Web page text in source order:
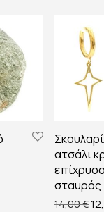
was: 20,00 €.
τιμή είναι: 18,00
ατσάλι
σταυρός
14,00€